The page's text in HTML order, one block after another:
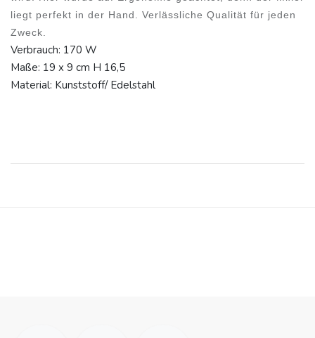
liegt perfekt in der Hand. Verlässliche Qualität für jeden
Zweck.
Verbrauch: 170 W
Maße: 19 x 9 cm H 16,5
Material: Kunststoff/ Edelstahl